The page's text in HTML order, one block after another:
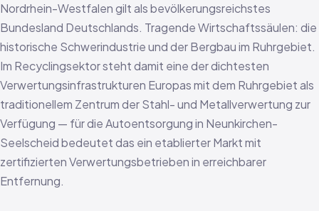
Nordrhein-Westfalen gilt als bevölkerungsreichstes
Bundesland Deutschlands. Tragende Wirtschaftssäulen: die
historische Schwerindustrie und der Bergbau im Ruhrgebiet.
Im Recyclingsektor steht damit eine der dichtesten
Verwertungsinfrastrukturen Europas mit dem Ruhrgebiet als
traditionellem Zentrum der Stahl- und Metallverwertung zur
Verfügung — für die Autoentsorgung in Neunkirchen-
Seelscheid bedeutet das ein etablierter Markt mit
zertifizierten Verwertungsbetrieben in erreichbarer
Entfernung.